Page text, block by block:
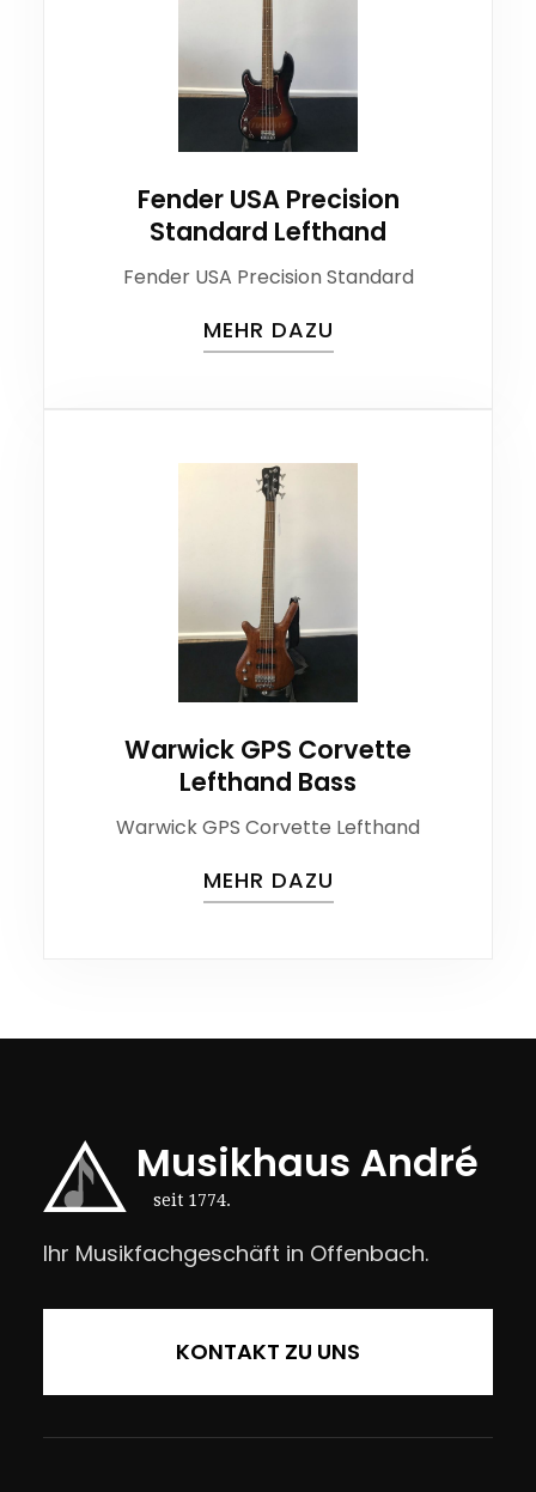
Fender USA Precision
Standard Lefthand
Fender USA Precision Standard
MEHR DAZU
Warwick GPS Corvette
Lefthand Bass
Warwick GPS Corvette Lefthand
MEHR DAZU
Musikhaus André
seit 1774.
Ihr Musikfachgeschäft in Offenbach.
KONTAKT ZU UNS